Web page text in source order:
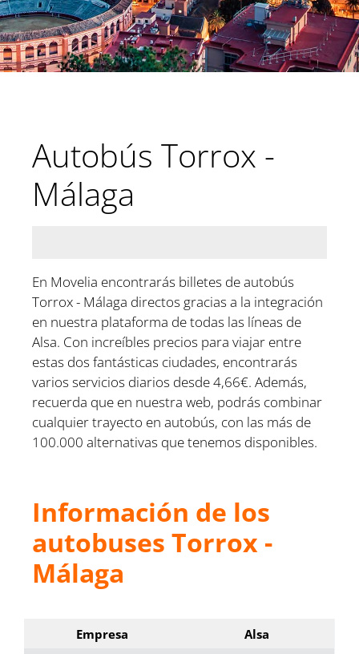
Autobús Torrox -
Málaga
En Movelia encontrarás billetes de autobús
Torrox - Málaga directos gracias a la integración
en nuestra plataforma de todas las líneas de
Alsa. Con increíbles precios para viajar entre
estas dos fantásticas ciudades, encontrarás
varios servicios diarios desde 4,66€. Además,
recuerda que en nuestra web, podrás combinar
cualquier trayecto en autobús, con las más de
100.000 alternativas que tenemos disponibles.
Información de los
autobuses Torrox -
Málaga
Empresa Alsa